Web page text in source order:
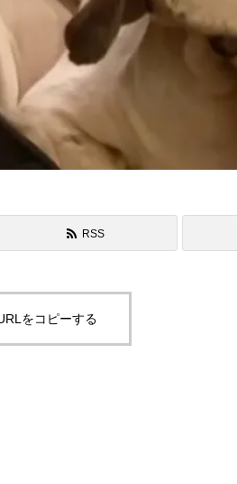
RSS
をコピーする